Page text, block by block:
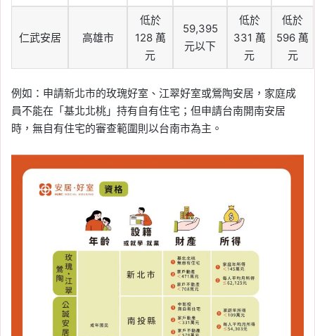
仁武安居 高雄市
低於
128 萬
元
59,395
元以下
低於
331 萬
元
低於
596 萬
元
例如：申請新北市的玫瑰好室、江翠好室或鶯陶安居，家庭成
員不能在「基北北桃」持有自有住宅；但申請台南開南安居
時，無自有住宅的審查範圍則以台南市為主。